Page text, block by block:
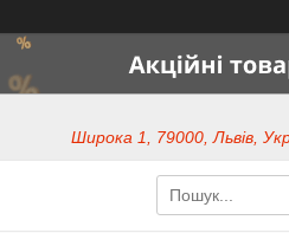
Широка 1, 79000, Львів,